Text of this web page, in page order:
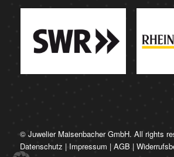
© Juwelier Maisenbacher GmbH. All rights
Datenschutz | Impressum | AGB |